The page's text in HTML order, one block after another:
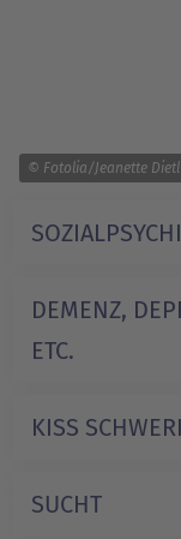
© Fotolia/Jeanette Dietl
DEMENZ,
ETC.
KISS
SUCHT